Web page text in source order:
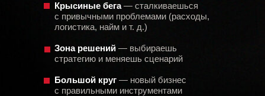
Крысиные бега — сталкиваешься
с привычными проблемами (расходы,
логистика, найм и т. д.)
Зона решений — выбираешь
стратегию и меняешь сценарий
Большой круг — новый бизнес
с правильными инструментами